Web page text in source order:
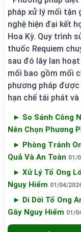
pháp xử lý mối tận
nghệ hiện đại kết
Hoa Kỳ. Quy trình
thuốc Requiem
sau đó lây lan
mối bao gồm mối
phương pháp được
hạn chế tái phát
► So Sánh Công
Nên Chọn Phương
► Phòng Tránh
Quả Và An Toàn 01/
► Xử Lý Tổ Ong
Nguy Hiểm 01/04/
► Di Dời Tổ Ong
Gây Nguy Hiểm 01/